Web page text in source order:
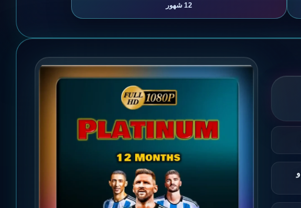
12 شهور
أحداث عالمية كبرى مثل EPL و